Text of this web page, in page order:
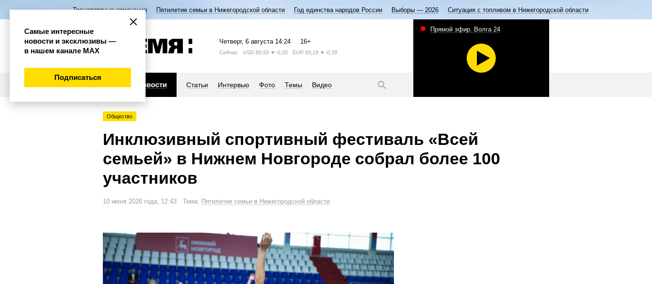
Транспортные изменения Пятилетие семьи в Нижегородской области Год единства народов России Выборы — 2026 Ситуация с топливом в Нижегородской области
Четверг, 6 августа 14:24 16+
Сейчас USD 80,93 ▼-0,20 EUR 93,19 ▼-0,39
Новости Статьи Интервью Фото Темы Видео
Прямой эфир. Волга 24
Общество
Инклюзивный спортивный фестиваль «Всей
семьей» в Нижнем Новгороде собрал более 100
участников
10 июня 2026 года, 12:43 Тема: Пятилетие семьи в Нижегородской области
Самые интересные
новости и эксклюзивы —
в нашем канале МАХ
Подписаться